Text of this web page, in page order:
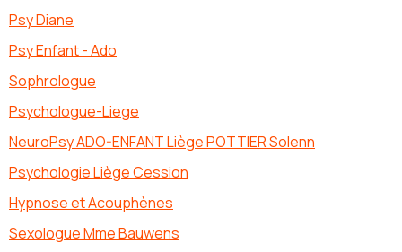
Psy Diane
Psy Enfant - Ado
Sophrologue
Psychologue-Liege
NeuroPsy ADO-ENFANT Liège POTTIER Solenn
Psychologie Liège Cession
Hypnose et Acouphènes
Sexologue Mme Bauwens